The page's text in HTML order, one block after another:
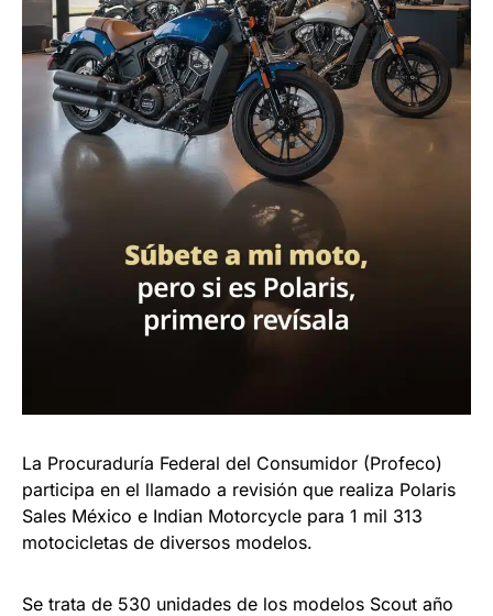
La Procuraduría Federal del Consumidor (Profeco)
participa en el llamado a revisión que realiza Polaris
Sales México e Indian Motorcycle para 1 mil 313
motocicletas de diversos modelos.
Se trata de 530 unidades de los modelos Scout año